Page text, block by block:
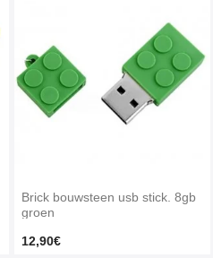
Brick bouwsteen usb stick. 8gb
groen
12,90€